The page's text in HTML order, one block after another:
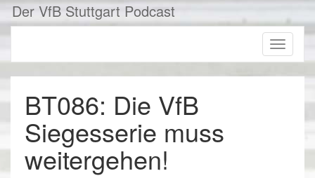
Der VfB Stuttgart Podcast
Toggle
BT086: Die VfB
Siegesserie muss
weitergehen!